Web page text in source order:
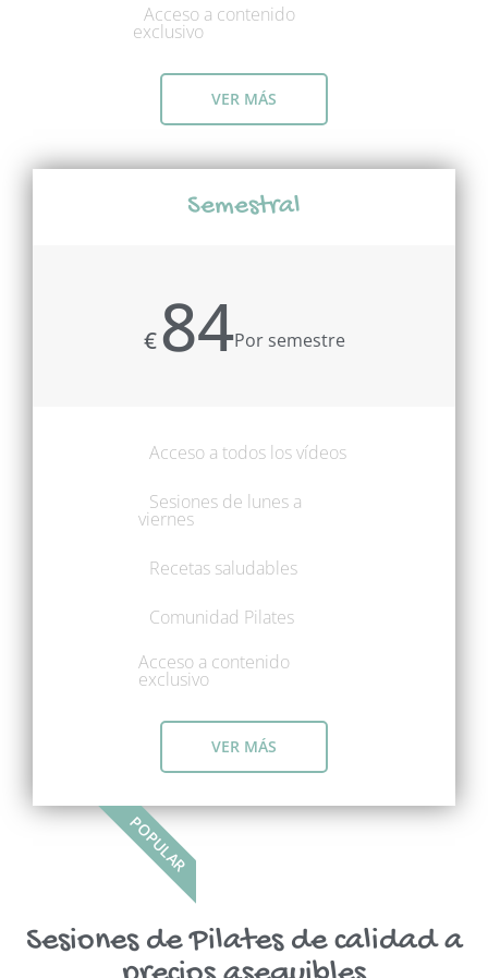
Acceso a contenido
exclusivo
VER MÁS
Semestral
€84Por semestre
Acceso a todos los vídeos
Sesiones de lunes a
viernes
Recetas saludables
Comunidad Pilates
Acceso a contenido
exclusivo
VER MÁS
POPULAR
Sesiones de Pilates de calidad a